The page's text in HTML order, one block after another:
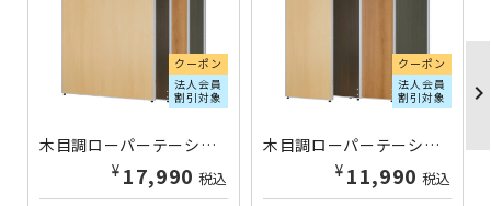
クーポン
法人会員
割引対象
木目調ローパーテーション KGシリーズ シルバーフレーム H1600×W1200 メープル PW1216-S-MP | 269481
¥ 17,990 税込
クーポン
法人会員
割引対象
木目調ローパーテーション KGシリーズ シルバーフレーム H1600×W600 メープル PW0616-S-MP | 269479
¥ 11,990 税込
chevron_right